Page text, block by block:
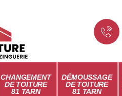
CHANGEMENT
DE TOITURE
81 TARN
DÉMOUSSAGE
DE TOITURE
81 TARN